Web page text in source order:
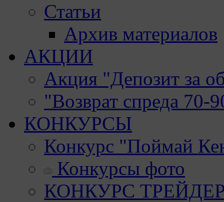
Статьи
Архив материалов
АКЦИИ
Акция "Депозит за
"Возврат спреда 70-
КОНКУРСЫ
Конкурс "Поймай
Конкурсы фото
КОНКУРС